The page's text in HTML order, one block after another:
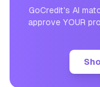
GoCredit's AI
approve YOUR